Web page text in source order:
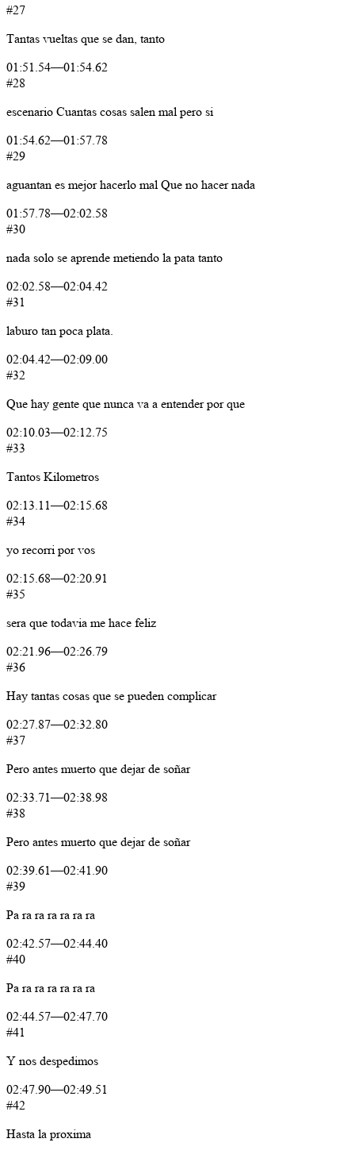
#27
Tantas vueltas que se dan, tanto
01:51.54—01:54.62
#28
escenario Cuantas cosas salen mal pero si
01:54.62—01:57.78
#29
aguantan es mejor hacerlo mal Que no hacer nada
01:57.78—02:02.58
#30
nada solo se aprende metiendo la pata tanto
02:02.58—02:04.42
#31
laburo tan poca plata.
02:04.42—02:09.00
#32
Que hay gente que nunca va a entender por que
02:10.03—02:12.75
#33
Tantos Kilometros
02:13.11—02:15.68
#34
yo recorri por vos
02:15.68—02:20.91
#35
sera que todavia me hace feliz
02:21.96—02:26.79
#36
Hay tantas cosas que se pueden complicar
02:27.87—02:32.80
#37
Pero antes muerto que dejar de soñar
02:33.71—02:38.98
#38
Pero antes muerto que dejar de soñar
02:39.61—02:41.90
#39
Pa ra ra ra ra ra ra
02:42.57—02:44.40
#40
Pa ra ra ra ra ra ra
02:44.57—02:47.70
#41
Y nos despedimos
02:47.90—02:49.51
#42
Hasta la proxima